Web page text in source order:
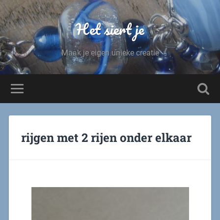
Het siert je
Maak je eigen unieke creatie
rijgen met 2 rijen onder elkaar